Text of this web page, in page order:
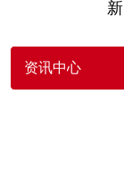
资讯中心